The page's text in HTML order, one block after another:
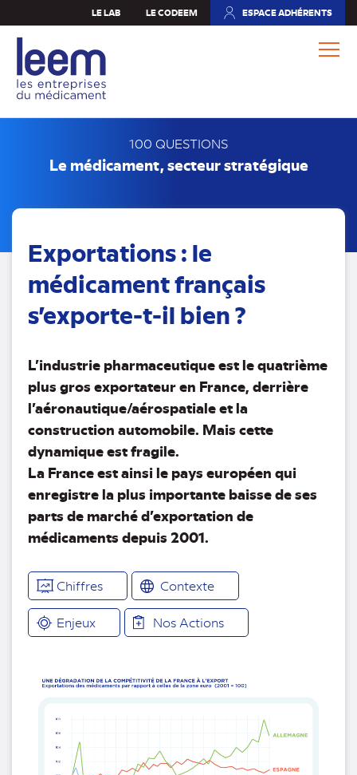
au
contenu
principal
LE LAB LE CODEEM ESPACE ADHÉRENTS
(NOUVEL
100 QUESTIONS
Le médicament, secteur stratégique
Exportations : le
médicament français
s’exporte-t-il bien ?
L’industrie pharmaceutique est le quatrième
plus gros exportateur en France, derrière
l’aéronautique/aérospatiale et la
construction automobile. Mais cette
dynamique est fragile.
La France est ainsi le pays européen qui
enregistre la plus importante baisse de ses
parts de marché d’exportation de
médicaments depuis 2001.
Chiffres Contexte
Enjeux Nos Actions